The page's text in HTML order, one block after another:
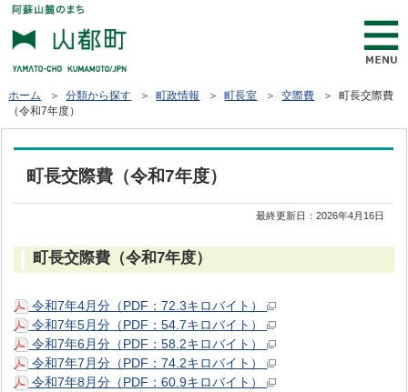
ホーム ＞分類から探す ＞町政情報 ＞町長室 ＞交際費 ＞ 町長交際費
（令和7年度）
町長交際費（令和7年度）
最終更新日：2026年4月16日
町長交際費（令和7年度）
令和7年4月分（PDF：72.3キロバイト）
令和7年5月分（PDF：54.7キロバイト）
令和7年6月分（PDF：58.2キロバイト）
令和7年7月分（PDF：74.2キロバイト）
令和7年8月分（PDF：60.9キロバイト）